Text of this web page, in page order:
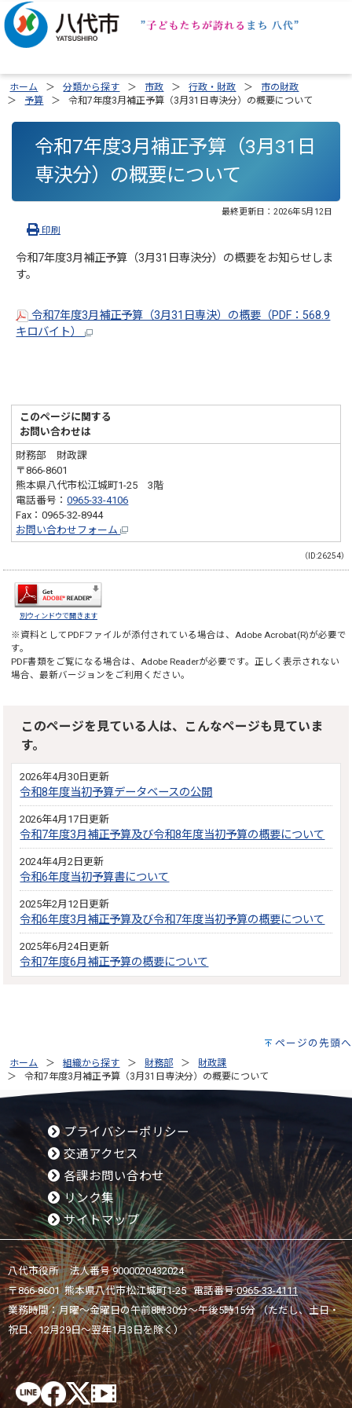
ホーム 分類から探す 市政 行政・財政
市の財政
予算
令和7年度3月補正予算（3月31日専決分）の概要について
令和7年度3月補正予算（3月31日
専決分）の概要について
最終更新日： 2026年5月12日
印刷
令和7年度3月補正予算（3月31日専決分）の概要をお知らせしま
す。
令和7年度3月補正予算（3月31日専決）の概要（PDF：568.9
キロバイト）
このページに関する
お問い合わせは
財務部 財政課
〒866-8601
熊本県八代市松江城町1-25 3階
電話番号：0965-33-4106
Fax：0965-32-8944
お問い合わせフォーム
（ID:26254）
別ウィンドウで開きます
※資料としてPDFファイルが添付されている場合は、 Adobe Acrobat(R)が必要で
す。
PDF書類をご覧になる場合は、 Adobe Readerが必要です。正しく表示されない
場合、最新バージョンをご利用ください。
このページを見ている人は、こんなページも見ていま
す。
2026年4月30日更新
令和8年度当初予算データベースの公開
2026年4月17日更新
令和7年度3月補正予算及び令和8年度当初予算の概要について
2024年4月2日更新
令和6年度当初予算書について
2025年2月12日更新
令和6年度3月補正予算及び令和7年度当初予算の概要について
2025年6月24日更新
令和7年度6月補正予算の概要について
ページの先頭へ
ホーム 組織から探す 財務部
財政課
令和7年度3月補正予算（3月31日専決分）の概要について
プライバシーポリシー
交通アクセス
各課お問い合わせ
リンク集
サイトマップ
八代市役所 法人番号 9000020432024
〒866-8601 熊本県八代市松江城町1-25 電話番号:0965-33-4111
業務時間：月曜～金曜日の午前8時30分～午後5時15分 （ただし、土日・
祝日、12月29日～翌年1月3日を除く）